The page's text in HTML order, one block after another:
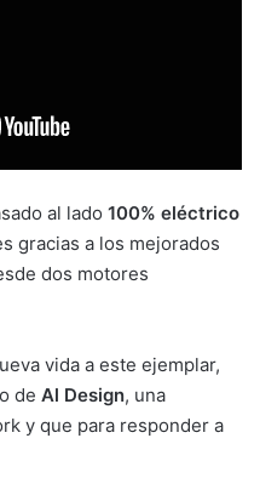
al lado 100% eléctrico
gracias a los mejorados
dos motores
vida a este ejemplar,
de Al Design, una
y que para responder a